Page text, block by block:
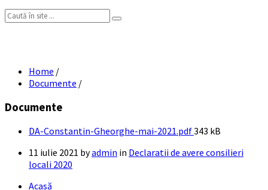
Search:
Home /
Documente /
Documente
DA-Constantin-Gheorghe-mai-2021.pdfFile
343 kB
11 iulie 2021 byadmin in Declaratii de avere consilieri
locali 2020
Acasă